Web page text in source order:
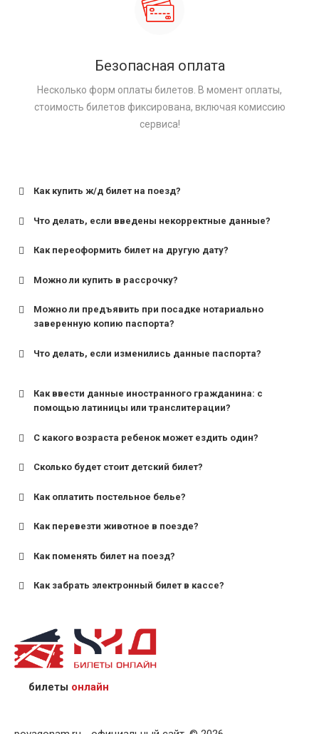
Безопасная оплата
Несколько форм оплаты билетов. В момент оплаты,
стоимость билетов фиксирована, включая комиссию
сервиса!
Как купить ж/д билет на поезд?
Что делать, если введены некорректные данные?
Как переоформить билет на другую дату?
Можно ли купить в рассрочку?
Можно ли предъявить при посадке нотариально
заверенную копию паспорта?
Что делать, если изменились данные паспорта?
Как ввести данные иностранного гражданина: с
помощью латиницы или транслитерации?
С какого возраста ребенок может ездить один?
для поездов дальнего следования — от 10 лет и
для пригородных поездов — от 7 лет.
Сколько будет стоит детский билет?
Как оплатить постельное белье?
Как перевезти животное в поезде?
Как поменять билет на поезд?
Как забрать электронный билет в кассе?
назвав кассиру 14-значный номер заказа;
предъявив удостоверение личности пассажира, на
кого оформлен билет.
билеты онлайн